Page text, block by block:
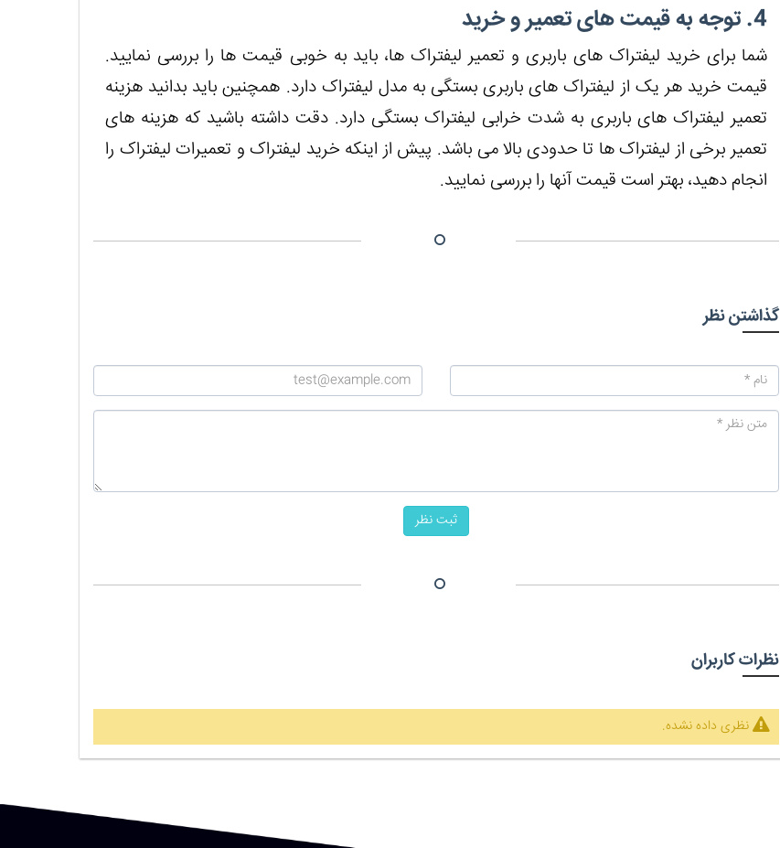
4. توجه به قیمت های تعمیر و خرید
شما برای خرید لیفتراک های باربری و تعمیر لیفتراک ها، باید به خوبی قیمت ها را بررسی نمایید.
قیمت خرید هر یک از لیفتراک های باربری بستگی به مدل لیفتراک دارد. همچنین باید بدانید هزینه
تعمیر لیفتراک های باربری به شدت خرابی لیفتراک بستگی دارد. دقت داشته باشید که هزینه های
تعمیر برخی از لیفتراک ها تا حدودی بالا می باشد. پیش از اینکه خرید لیفتراک و تعمیرات لیفتراک را
انجام دهید، بهتر است قیمت آنها را بررسی نمایید.
گذاشتن نظر
ثبت نظر
نظرات کاربران
نظری داده نشده.